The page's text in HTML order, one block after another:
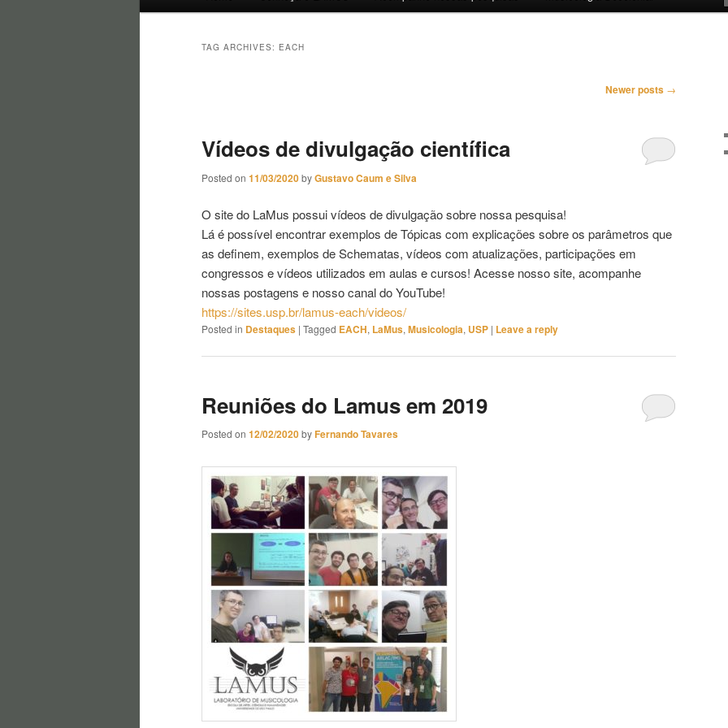
TAG ARCHIVES: EACH
Newer posts →
Vídeos de divulgação científica
Posted on 11/03/2020byGustavo Caum e Silva
O site do LaMus possui vídeos de divulgação sobre nossa pesquisa!
Lá é possível encontrar exemplos de Tópicas com explicações sobre os parâmetros que
as definem, exemplos de Schematas, vídeos com atualizações, participações em
congressos e vídeos utilizados em aulas e cursos! Acesse nosso site, acompanhe
nossas postagens e nosso canal do YouTube!
https://sites.usp.br/lamus-each/videos/
Posted in Destaques | Tagged EACH, LaMus, Musicologia, USP | Leave a reply
Reuniões do Lamus em 2019
Posted on 12/02/2020byFernando Tavares